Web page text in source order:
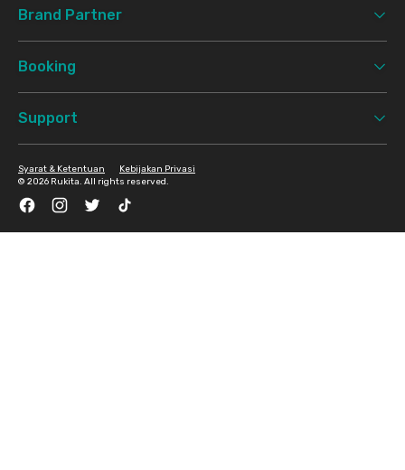
Brand Partner
Booking
Support
© 2026 Rukita. All rights reserved.
Syarat & Ketentuan Kebijakan Privasi
FacebookInstagramTwitter TikTok